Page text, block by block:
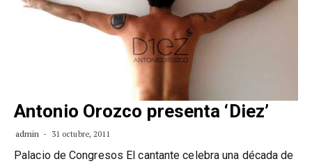
Antonio Orozco presenta ‘Diez’
admin 31 octubre, 2011
Palacio de Congresos El cantante celebra una década de